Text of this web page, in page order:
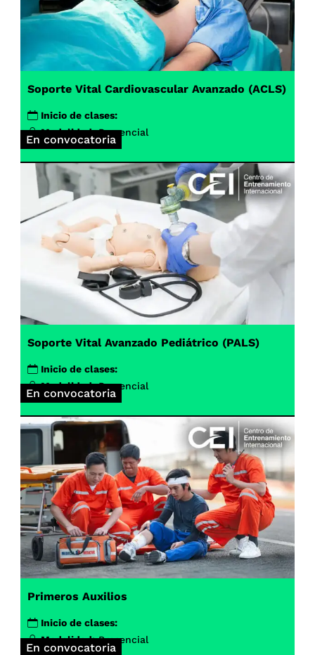
En convocatoria
Soporte Vital Cardiovascular Avanzado (ACLS)
Inicio de clases:
Modalidad: Presencial
En convocatoria
Soporte Vital Avanzado Pediátrico (PALS)
Inicio de clases:
Modalidad: Presencial
En convocatoria
Primeros Auxilios
Inicio de clases:
Modalidad: Presencial